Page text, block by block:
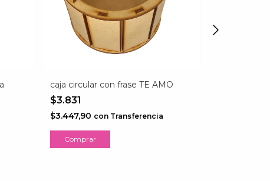
caja circular con frase TE AMO
$3.831
$3.447,90 con Transferencia
Comprar